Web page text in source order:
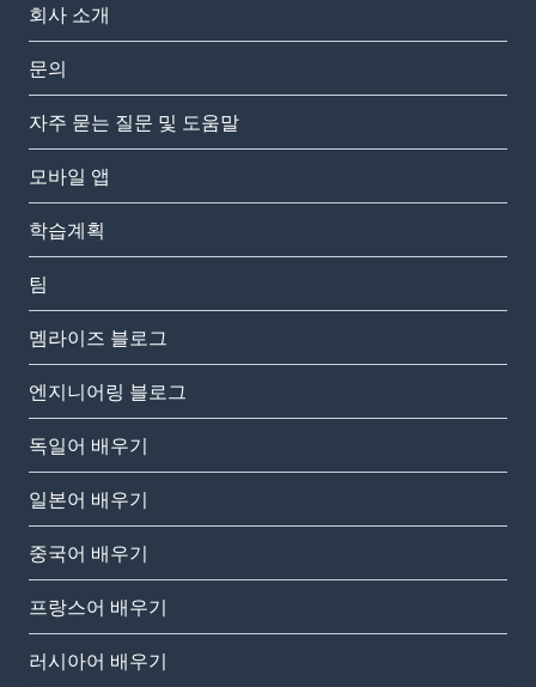
회사 소개
문의
자주 묻는 질문 및 도움말
모바일 앱
학습계획
팀
멤라이즈 블로그
엔지니어링 블로그
독일어 배우기
일본어 배우기
중국어 배우기
프랑스어 배우기
러시아어 배우기